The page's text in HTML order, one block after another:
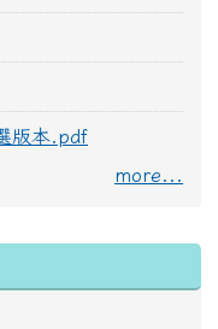
版本.pdf
more...